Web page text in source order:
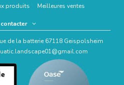
produits Meilleures ventes
de la batterie 67118 Geispolsheim